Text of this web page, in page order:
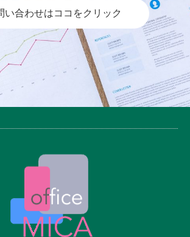
い合わせはココをクリック